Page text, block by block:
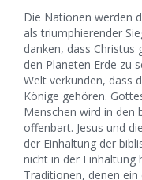
Die Nationen werden
als triumphierender
danken, dass
den Planeten Erde zu
Welt verkünden, dass
Könige gehören.
Menschen wird in den
offenbart. Jesus und
der Einhaltung der
nicht in der Einhaltung
Traditionen, denen